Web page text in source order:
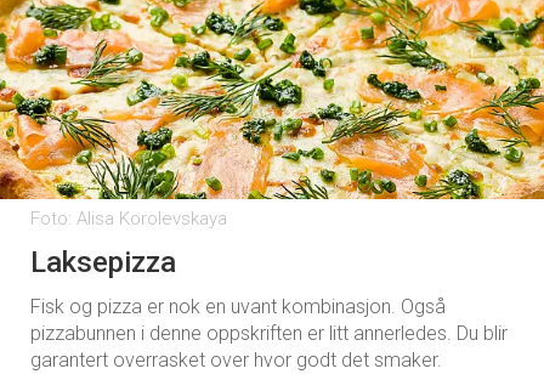
Foto: Alisa Korolevskaya
Laksepizza
Fisk og pizza er nok en uvant kombinasjon. Også
pizzabunnen i denne oppskriften er litt annerledes. Du blir
garantert overrasket over hvor godt det smaker.